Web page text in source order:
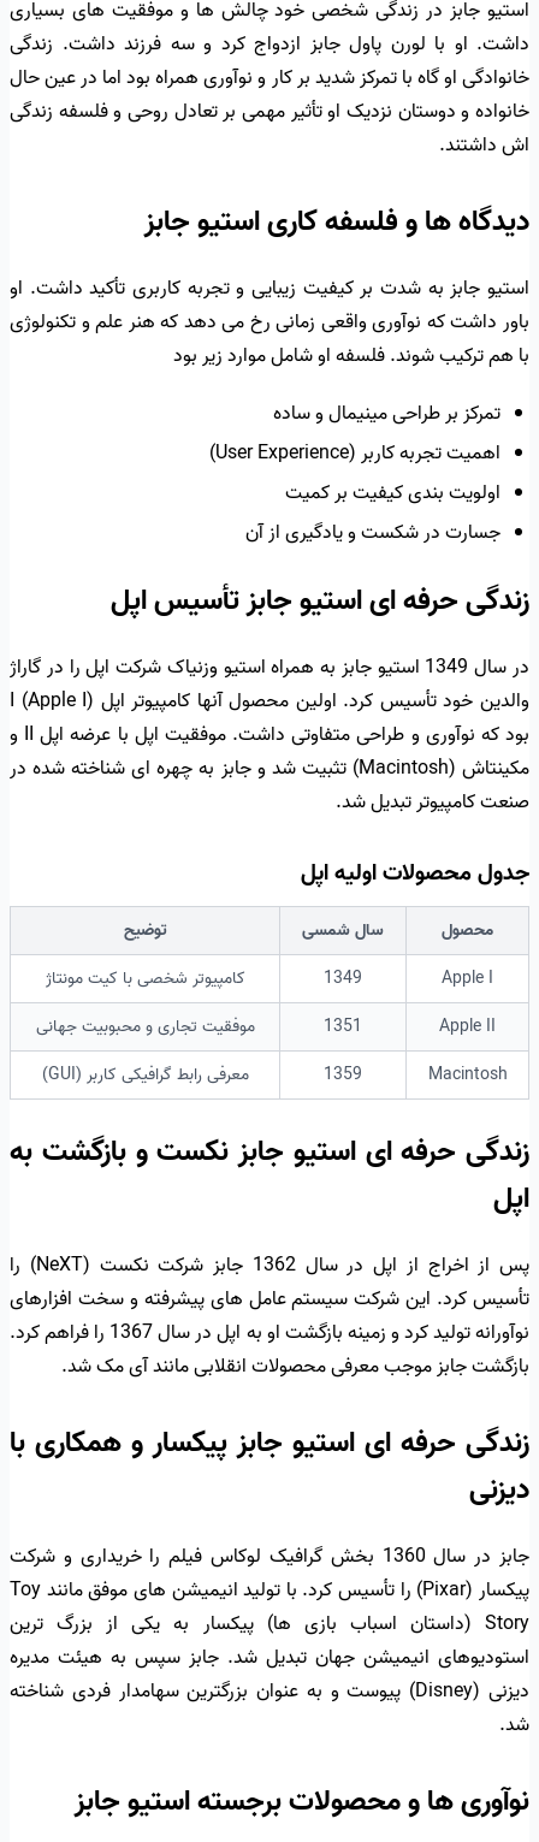
استیو جابز در زندگی شخصی خود چالش ها و موفقیت های بسیاری
داشت. او با لورن پاول جابز ازدواج کرد و سه فرزند داشت. زندگی
خانوادگی او گاه با تمرکز شدید بر کار و نوآوری همراه بود اما در عین حال
خانواده و دوستان نزدیک او تأثیر مهمی بر تعادل روحی و فلسفه زندگی
اش داشتند.
دیدگاه ها و فلسفه کاری استیو جابز
استیو جابز به شدت بر کیفیت زیبایی و تجربه کاربری تأکید داشت. او
باور داشت که نوآوری واقعی زمانی رخ می دهد که هنر علم و تکنولوژی
با هم ترکیب شوند. فلسفه او شامل موارد زیر بود
تمرکز بر طراحی مینیمال و ساده
اهمیت تجربه کاربر (User Experience)
اولویت بندی کیفیت بر کمیت
جسارت در شکست و یادگیری از آن
زندگی حرفه ای استیو جابز تأسیس اپل
در سال 1349 استیو جابز به همراه استیو وزنیاک شرکت اپل را در گاراژ
والدین خود تأسیس کرد. اولین محصول آنها کامپیوتر اپل I (Apple I)
بود که نوآوری و طراحی متفاوتی داشت. موفقیت اپل با عرضه اپل II و
مکینتاش (Macintosh) تثبیت شد و جابز به چهره ای شناخته شده در
صنعت کامپیوتر تبدیل شد.
جدول محصولات اولیه اپل
محصول سال شمسی
توضیح
Apple I
1349
کامپیوتر شخصی با کیت مونتاژ
Apple II
1351
موفقیت تجاری و محبوبیت جهانی
Macintosh
1359 معرفی رابط گرافیکی کاربر (GUI)
زندگی حرفه ای استیو جابز نکست و بازگشت به
اپل
پس از اخراج از اپل در سال 1362 جابز شرکت نکست (NeXT) را
تأسیس کرد. این شرکت سیستم عامل های پیشرفته و سخت افزارهای
نوآورانه تولید کرد و زمینه بازگشت او به اپل در سال 1367 را فراهم کرد.
بازگشت جابز موجب معرفی محصولات انقلابی مانند آی مک شد.
زندگی حرفه ای استیو جابز پیکسار و همکاری با
دیزنی
جابز در سال 1360 بخش گرافیک لوکاس فیلم را خریداری و شرکت
پیکسار (Pixar) را تأسیس کرد. با تولید انیمیشن های موفق مانند Toy
Story (داستان اسباب بازی ها) پیکسار به یکی از بزرگ ترین
استودیوهای انیمیشن جهان تبدیل شد. جابز سپس به هیئت مدیره
دیزنی (Disney) پیوست و به عنوان بزرگترین سهامدار فردی شناخته
شد.
نوآوری ها و محصولات برجسته استیو جابز